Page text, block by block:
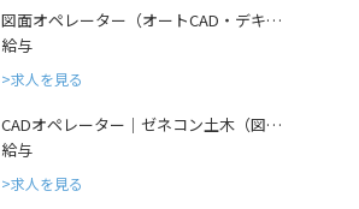
図面オペレーター（オートCAD・デキ…
給与
求人を見る
CADオペレーター｜ゼネコン土木（図…
給与
求人を見る